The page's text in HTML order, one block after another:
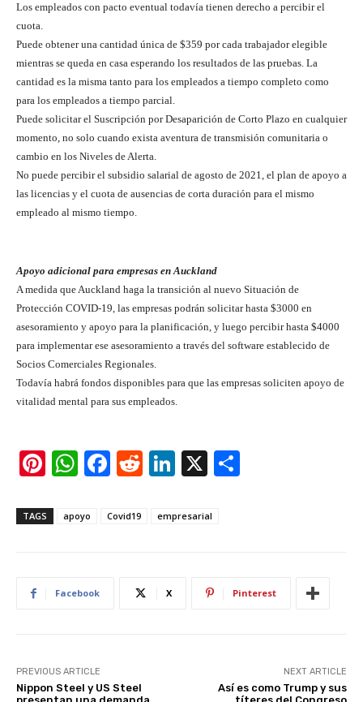
Los empleados con pacto eventual todavía tienen derecho a percibir el
cuota.
Puede obtener una cantidad única de $359 por cada trabajador elegible
mientras se queda en casa esperando los resultados de las pruebas. La
cantidad es la misma tanto para los empleados a tiempo completo como
para los empleados a tiempo parcial.
Puede solicitar el Suscripción por Desaparición de Corto Plazo en cualquier
momento, no solo cuando exista aventura de transmisión comunitaria o
cambio en los Niveles de Alerta.
No puede percibir el subsidio salarial de agosto de 2021, el plan de apoyo a
las licencias y el cuota de ausencias de corta duración para el mismo
empleado al mismo tiempo.
Apoyo adicional para empresas en Auckland
A medida que Auckland haga la transición al nuevo Situación de
Protección COVID-19, las empresas podrán solicitar hasta $3000 en
asesoramiento y apoyo para la planificación, y luego percibir hasta $4000
para implementar ese asesoramiento a través del software establecido de
Socios Comerciales Regionales.
Todavía habrá fondos disponibles para que las empresas soliciten apoyo de
vitalidad mental para sus empleados.
Pi
er
W
at
p
F
c
R
d
Li
k
X
TAGS apoyo Covid19 empresarial
Facebook X Pinterest
PREVIOUS ARTICLE
Nippon Steel y US Steel
NEXT ARTICLE
Así es como Trump y sus